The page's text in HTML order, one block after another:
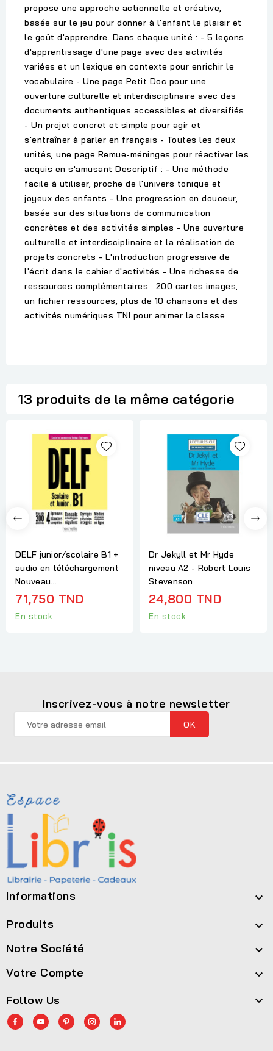
propose une approche actionnelle et créative,
basée sur le jeu pour donner à l'enfant le plaisir et
le goût d'apprendre. Dans chaque unité : - 5 leçons
d'apprentissage d'une page avec des activités
variées et un lexique en contexte pour enrichir le
vocabulaire - Une page Petit Doc pour une
ouverture culturelle et interdisciplinaire avec des
documents authentiques accessibles et diversifiés
- Un projet concret et simple pour agir et
s'entraîner à parler en français - Toutes les deux
unités, une page Remue-méninges pour réactiver les
acquis en s'amusant Descriptif : - Une méthode
facile à utiliser, proche de l'univers tonique et
joyeux des enfants - Une progression en douceur,
basée sur des situations de communication
concrètes et des activités simples - Une ouverture
culturelle et interdisciplinaire et la réalisation de
projets concrets - L'introduction progressive de
l'écrit dans le cahier d'activités - Une richesse de
ressources complémentaires : 200 cartes images,
un fichier ressources, plus de 10 chansons et des
activités numériques TNI pour animer la classe
13 produits de la même catégorie
DELF junior/scolaire B1 +
audio en téléchargement
Nouveau...
71,750 TND
En stock
Dr Jekyll et Mr Hyde
niveau A2 - Robert Louis
Stevenson
24,800 TND
En stock
Inscrivez-vous à notre newsletter
Informations 
Produits 
Notre Société 
Votre Compte 
Follow Us 